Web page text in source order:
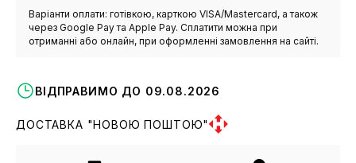
Варіанти оплати: готівкою, карткою VISA/Mastercard, а також
через Google Pay та Apple Pay. Сплатити можна при
отриманні або онлайн, при оформленні замовлення на сайті.
ВІДПРАВИМО ДО 09.08.2026
ДОСТАВКА "НОВОЮ ПОШТОЮ"